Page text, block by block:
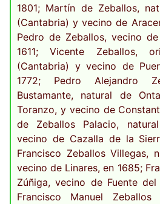
1801; Martín de Zeballos,
(Cantabria) y vecino de
Pedro de Zeballos, vecino
1611; Vicente Zeballos,
(Cantabria) y vecino de
1772; Pedro Alejandro
Bustamante, natural de
Toranzo, y vecino de
de Zeballos Palacio,
vecino de Cazalla de la
Francisco Zeballos Villegas,
vecino de Linares, en 1685;
Zúñiga, vecino de Fuente
Francisco Manuel